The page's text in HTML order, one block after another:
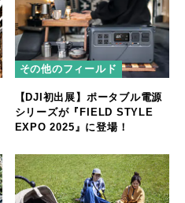
その他のフィールド
【DJI初出展】ポータブル電源
シリーズが『FIELD STYLE
EXPO 2025』に登場！